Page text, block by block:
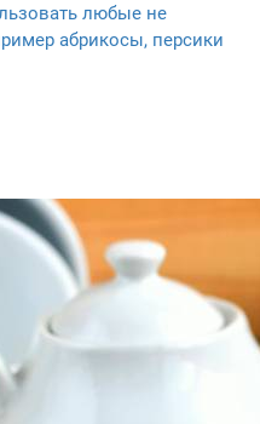
любые не
абрикосы, персики